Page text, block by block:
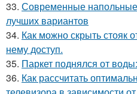
33. Современные
лучших вариантов
34. Как можно скрыть стояк
нему доступ.
35. Паркет поднялся от
36. Как рассчитать